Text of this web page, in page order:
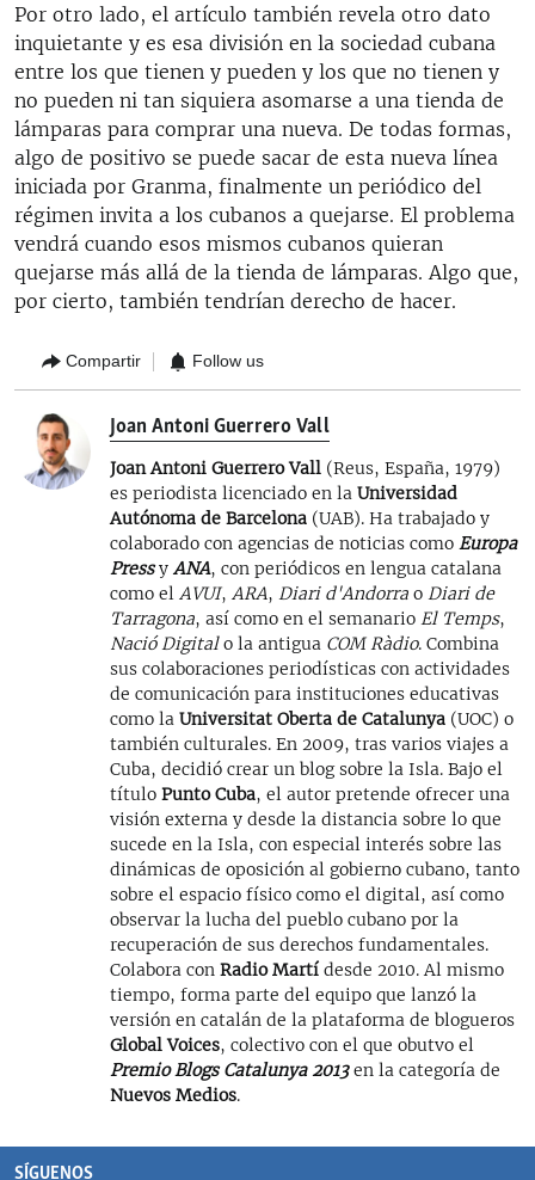
Por otro lado, el artículo también revela otro dato
inquietante y es esa división en la sociedad cubana
entre los que tienen y pueden y los que no tienen y
no pueden ni tan siquiera asomarse a una tienda de
lámparas para comprar una nueva. De todas formas,
algo de positivo se puede sacar de esta nueva línea
iniciada por Granma, finalmente un periódico del
régimen invita a los cubanos a quejarse. El problema
vendrá cuando esos mismos cubanos quieran
quejarse más allá de la tienda de lámparas. Algo que,
por cierto, también tendrían derecho de hacer.
Compartir Follow us
Joan Antoni Guerrero Vall
Joan Antoni Guerrero Vall (Reus, España, 1979)
es periodista licenciado en la Universidad
Autónoma de Barcelona (UAB). Ha trabajado y
colaborado con agencias de noticias como Europa
Pressy ANA, con periódicos en lengua catalana
como el AVUI, ARA, Diari d'Andorra o Diari de
Tarragona, así como en el semanario El Temps,
Nació Digitalo la antigua COM Ràdio. Combina
sus colaboraciones periodísticas con actividades
de comunicación para instituciones educativas
como la Universitat Oberta de Catalunya (UOC) o
también culturales. En 2009, tras varios viajes a
Cuba, decidió crear un blog sobre la Isla. Bajo el
título Punto Cuba, el autor pretende ofrecer una
visión externa y desde la distancia sobre lo que
sucede en la Isla, con especial interés sobre las
dinámicas de oposición al gobierno cubano, tanto
sobre el espacio físico como el digital, así como
observar la lucha del pueblo cubano por la
recuperación de sus derechos fundamentales.
Colabora con Radio Martí desde 2010. Al mismo
tiempo, forma parte del equipo que lanzó la
versión en catalán de la plataforma de blogueros
Global Voices, colectivo con el que obutvo el
Premio Blogs Catalunya 2013en la categoría de
Nuevos Medios.
SÍGUENOS